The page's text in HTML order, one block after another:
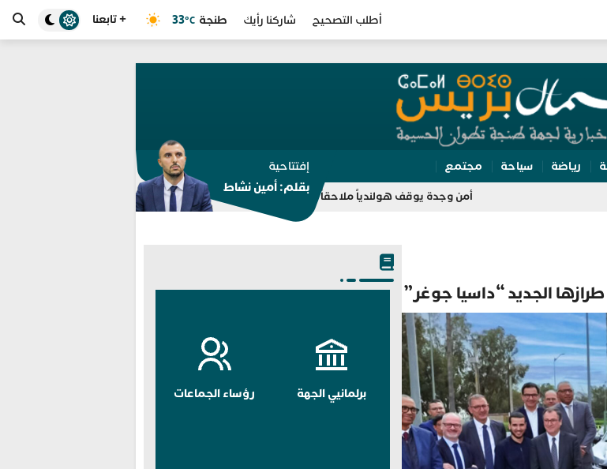
أطلب التصحيح شاركنا رأيك طنجة 33 °C + تابعنا
رياضة سياحة مجتمع
أمن وجدة يوقف هولندياً ملاحقاً بنشرة حمراء لـ “الأنتربول” في قضايا مخدرات واحتجاز
إفتتاحية
بقلم: أمين نشاط
الجديد “داسيا جوغر”
برلمانيي الجهة رؤساء الجماعات